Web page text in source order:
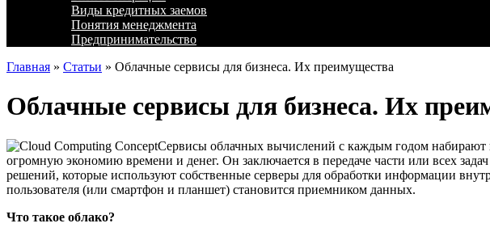
Виды кредитных заемов
Понятия менеджмента
Предпринимательство
Главная » Статьи » Облачные сервисы для бизнеса. Их преимущества
Облачные сервисы для бизнеса. Их
Сервисы облачных вычислений с каждым годом набирают
огромную экономию времени и денег. Он заключается в передаче части или всех
решений, которые используют собственные серверы для обработки информации
пользователя (или смартфон и планшет) становится приемником данных.
Что такое облако?